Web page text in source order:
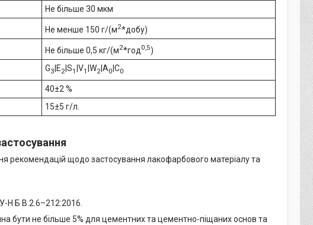
Не більше 30 мкм
Не менше 150 г/(м2*добу)
Не більше 0,5 кг/(м2*год0,5)
G3 |E2 |S1 |V1 |W2 |A0 |C0
40±2 %
15±5 г/л.
щодо застосування лакофарбового матеріалу та
Н Б В.2.6–212:2016.
бути не більше 5% для цементних та цементно-піщаних основ та